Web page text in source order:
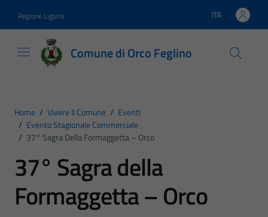
Regione Liguria Lingua attiva:
ITA
Comune di Orco Feglino
Home / Vivere Il Comune / Eventi
/ Evento Stagionale Commerciale
/ 37° Sagra Della Formaggetta – Orco
37° Sagra della
Formaggetta – Orco